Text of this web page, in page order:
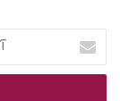
ایمیل
خود